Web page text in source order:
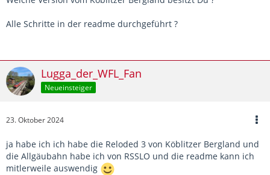
Alle Schritte in der readme durchgeführt ?
Lugga_der_WFL_Fan
Neueinsteiger
23. Oktober 2024
ja habe ich ich habe die Reloded 3 von Köblitzer Bergland und
die Allgäubahn habe ich von RSSLO und die readme kann ich
mitlerweile auswendig